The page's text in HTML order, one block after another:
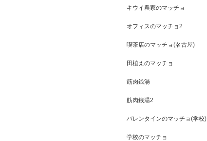
キウイ農家のマッチョ
オフィスのマッチョ2
喫茶店のマッチョ(名古屋)
田植えのマッチョ
筋肉銭湯
筋肉銭湯2
バレンタインのマッチョ(学校)
学校のマッチョ